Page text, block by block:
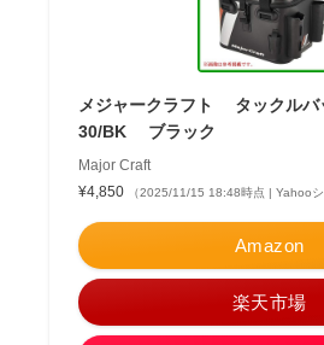
メジャークラフト タックル
30/BK ブラック
Major Craft
¥4,850
（2025/11/15 18:48時点 | Yahooシ
Amazon
楽天市場